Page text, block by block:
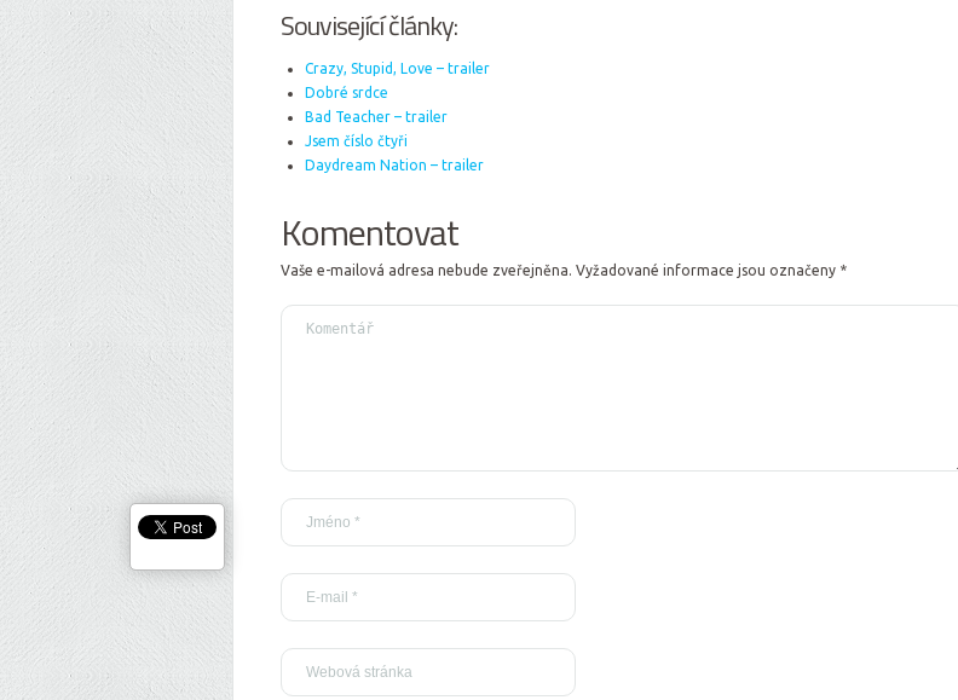
Související články:
Crazy, Stupid, Love – trailer
Dobré srdce
Bad Teacher – trailer
Jsem číslo čtyři
Daydream Nation – trailer
Komentovat
Vaše e-mailová adresa nebude zveřejněna. Vyžadované informace jsou označeny *